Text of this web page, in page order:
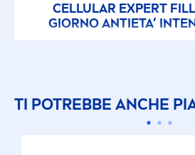
CELLULAR EXPERT
GIORNO ANTIETA’
TI POTREBBE ANCHE